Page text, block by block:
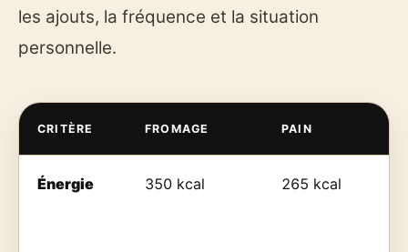
les ajouts, la fréquence et la situation
personnelle.
CRITÈRE FROMAGE PAIN
Énergie 350 kcal 265 kcal